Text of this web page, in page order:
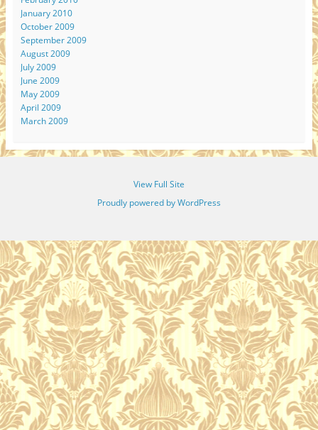
January 2010
October 2009
September 2009
August 2009
July 2009
June 2009
May 2009
April 2009
March 2009
View Full Site
Proudly powered by WordPress